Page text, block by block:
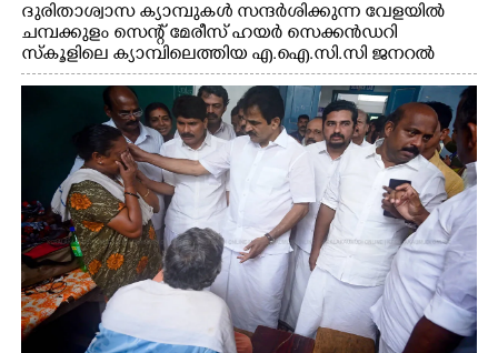
ദുരിതാശ്വാസ ക്യാമ്പുകൾ സന്ദർശിക്കുന്ന വേളയിൽ
ചമ്പക്കുളം സെന്റ് മേരീസ് ഹയർ സെക്കൻഡറി
സ്കൂളിലെ ക്യാമ്പിലെത്തിയ എ.ഐ.സി.സി ജനറൽ
സെക്രട്ടറി കെ.സി വേണുഗോപാൽ എം.പി കുരുന്നിനെ
എടുത്ത് ലാളിച്ചപ്പോൾ. സഹകരണ-എക്സൈസ്
വകുപ്പ് മന്ത്രി എം. ലിജു, കൃഷിവകുപ്പ് മന്ത്രി ടി. സിദ്ദിഖ്,
റെജി ചെറിയാൻ എം. എൽ. എ എന്നിവർ സമീപം